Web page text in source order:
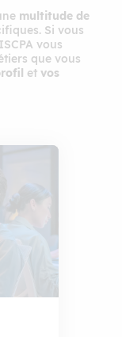
multitude de
Si vous
vous
que vous
et vos